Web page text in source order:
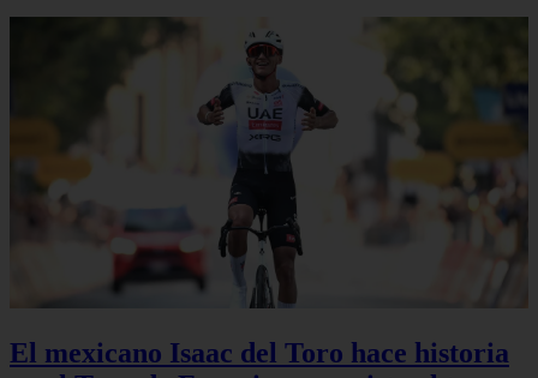
El mexicano Isaac del Toro hace historia